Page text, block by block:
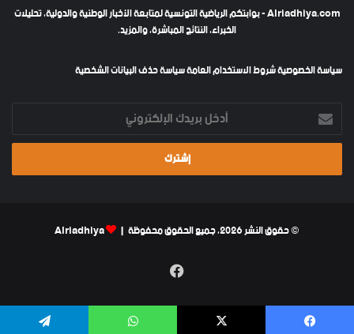
Alriadhiya.com - بوابتكم الرياضية التونسية لمتابعة الأخبار الوطنية والدولية، تحليلات
الخبراء، النتائج المباشرة، والمزيد.
سياسة الخصوصيةشروط الاستخدام العامةسياسة حذف البيانات الشخصية
أدخل
بريدك
الإلكتروني
© حقوق النشر 2026، جميع الحقوق محفوظة | Alriadhiya